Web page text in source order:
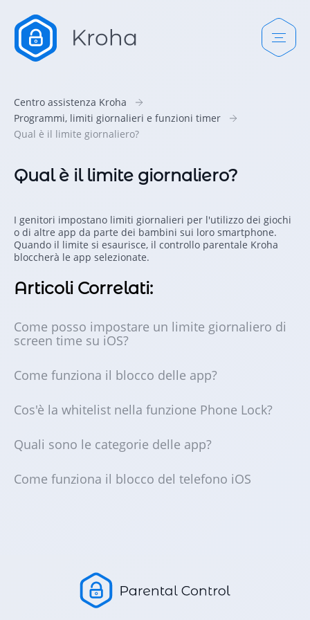
Centro assistenza Kroha
Programmi, limiti giornalieri e funzioni timer
Qual è il limite giornaliero?
Qual è il limite giornaliero?
I genitori impostano limiti giornalieri per l'utilizzo dei giochi
o di altre app da parte dei bambini sui loro smartphone.
Quando il limite si esaurisce, il controllo parentale Kroha
bloccherà le app selezionate.
Articoli Correlati:
Come posso impostare un limite giornaliero di
screen time su iOS?
Come funziona il blocco delle app?
Cos'è la whitelist nella funzione Phone Lock?
Quali sono le categorie delle app?
Come funziona il blocco del telefono iOS